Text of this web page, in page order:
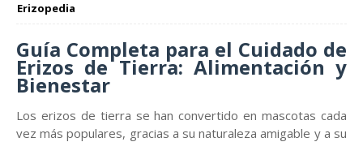
Erizopedia
Guía Completa para el Cuidado de
Erizos de Tierra: Alimentación y
Bienestar
Los erizos de tierra se han convertido en mascotas cada
vez más populares, gracias a su naturaleza amigable y a su